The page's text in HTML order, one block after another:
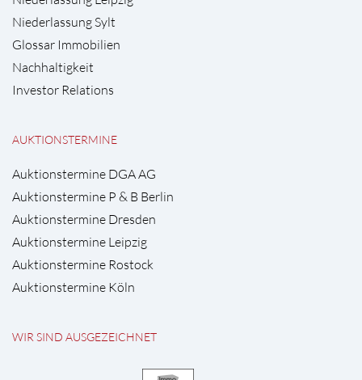
Niederlassung Sylt
Glossar Immobilien
Nachhaltigkeit
Investor Relations
AUKTIONSTERMINE
Auktionstermine DGA AG
Auktionstermine P & B Berlin
Auktionstermine Dresden
Auktionstermine Leipzig
Auktionstermine Rostock
Auktionstermine Köln
WIR SIND AUSGEZEICHNET